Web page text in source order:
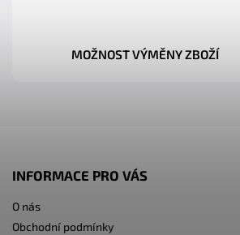
MOŽNOST VÝMĚNY ZBOŽÍ
INFORMACE PRO VÁS
O nás
Obchodní podmínky